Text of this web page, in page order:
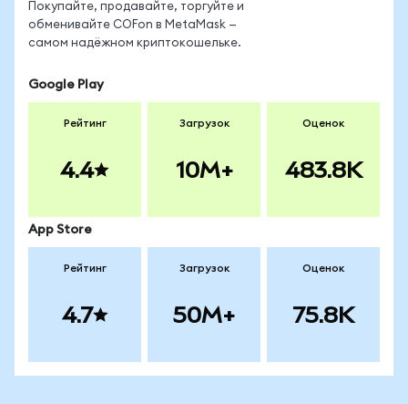
Покупайте, продавайте, торгуйте и
обменивайте COFon в MetaMask —
самом надёжном криптокошельке.
Google Play
Рейтинг
4.4
Загрузок
10M+
Оценок
483.8K
App Store
Рейтинг
4.7
Загрузок
50M+
Оценок
75.8K